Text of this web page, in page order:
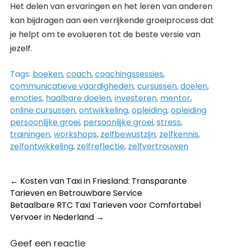
Het delen van ervaringen en het leren van anderen
kan bijdragen aan een verrijkende groeiprocess dat
je helpt om te evolueren tot de beste versie van
jezelf.
Tags: boeken,coach,coachingssessies,
communicatieve vaardigheden,cursussen,doelen,
emoties, haalbare doelen,investeren, mentor,
online cursussen,ontwikkeling,opleiding,opleiding
persoonlijke groei, persoonlijke groei,stress,
trainingen,workshops, zelfbewustzijn, zelfkennis,
zelfontwikkeling, zelfreflectie, zelfvertrouwen
Post
navigation
← Kosten van Taxi in Friesland: Transparante
Tarieven en Betrouwbare Service
Betaalbare RTC Taxi Tarieven voor Comfortabel
Vervoer in Nederland →
Geef een reactie